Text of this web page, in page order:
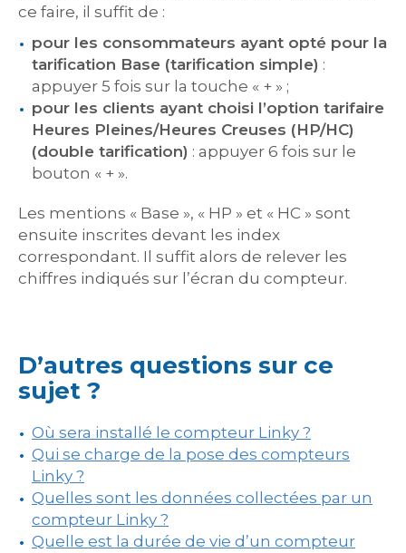
ce faire, il suffit de :
pour les consommateurs ayant opté pour la
tarification Base (tarification simple) :
appuyer 5 fois sur la touche « + » ;
pour les clients ayant choisi l’option tarifaire
Heures Pleines/Heures Creuses (HP/HC)
(double tarification) : appuyer 6 fois sur le
bouton « + ».
Les mentions « Base », « HP » et « HC » sont
ensuite inscrites devant les index
correspondant. Il suffit alors de relever les
chiffres indiqués sur l’écran du compteur.
D’autres questions sur ce
sujet ?
Où sera installé le compteur Linky ?
Qui se charge de la pose des compteurs
Linky ?
Quelles sont les données collectées par un
compteur Linky ?
Quelle est la durée de vie d’un compteur